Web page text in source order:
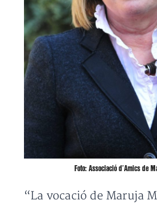
Foto: Associació d’Amics de
“La vocació de Maruja